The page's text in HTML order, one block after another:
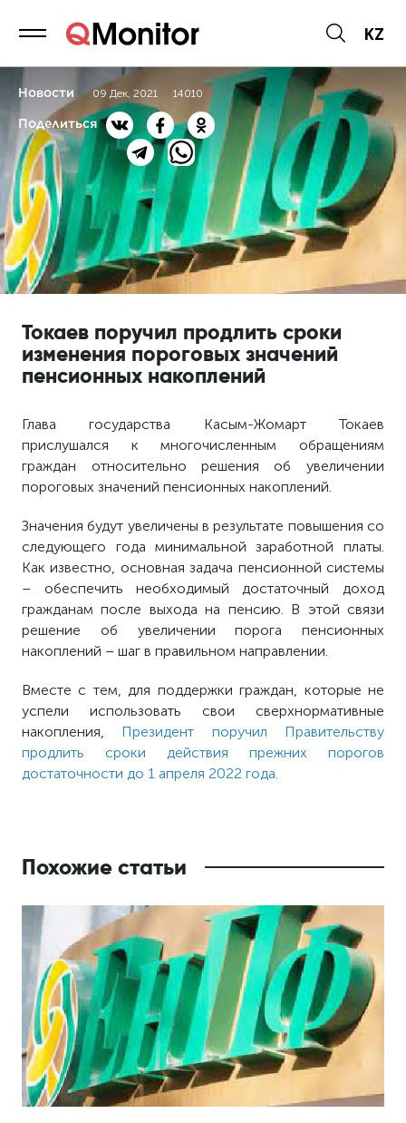
KZ
Новости 09 Дек, 2021 14010
Поделиться
Токаев поручил продлить сроки
изменения пороговых значений
пенсионных накоплений
Глава государства Касым-Жомарт Токаев
прислушался к многочисленным обращениям
граждан относительно решения об увеличении
пороговых значений пенсионных накоплений.
Значения будут увеличены в результате повышения со
следующего года минимальной заработной платы.
Как известно, основная задача пенсионной системы
– обеспечить необходимый достаточный доход
гражданам после выхода на пенсию. В этой связи
решение об увеличении порога пенсионных
накоплений – шаг в правильном направлении.
Вместе с тем, для поддержки граждан, которые не
успели использовать свои сверхнормативные
накопления, Президент поручил Правительству
продлить сроки действия прежних порогов
достаточности до 1 апреля 2022 года.
Похожие статьи